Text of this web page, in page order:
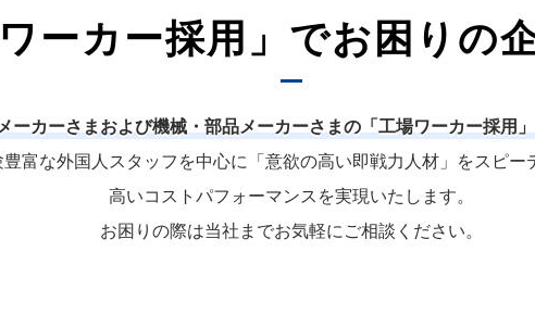
ワーカー採用」でお困りの
ーカーさまおよび機械・部品メーカーさまの「工場ワーカー採用
豊富な外国人スタッフを中心に「意欲の高い即戦力人材」をスピー
高いコストパフォーマンスを実現いたします。
お困りの際は当社までお気軽にご相談ください。